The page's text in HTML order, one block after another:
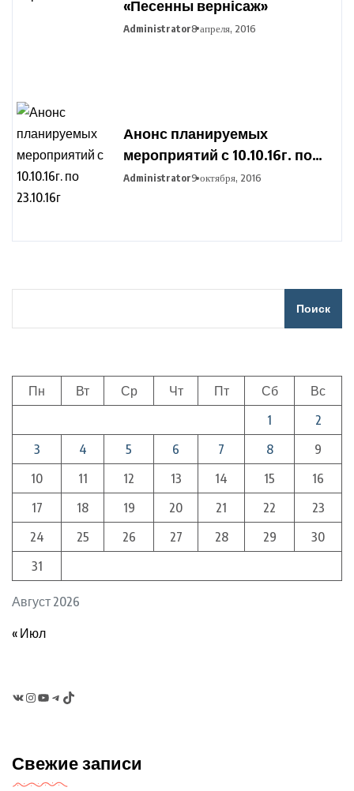
«Песенны вернісаж»
Administrator8 апреля, 2016
Анонс планируемых
мероприятий с 10.10.16г. по
23.10.16г
Administrator9 октября, 2016
Поиск
Август 2026
Пн Вт Ср Чт Пт Сб
Вс
1
2
3
4 5 6 7 8
9
10
11 12 13 14 15
16
17
18 19 20 21 22
23
24
25 26 27 28 29
30
31
« Июл
Instagram
YouTubeTelegram
TikTok
Свежие записи